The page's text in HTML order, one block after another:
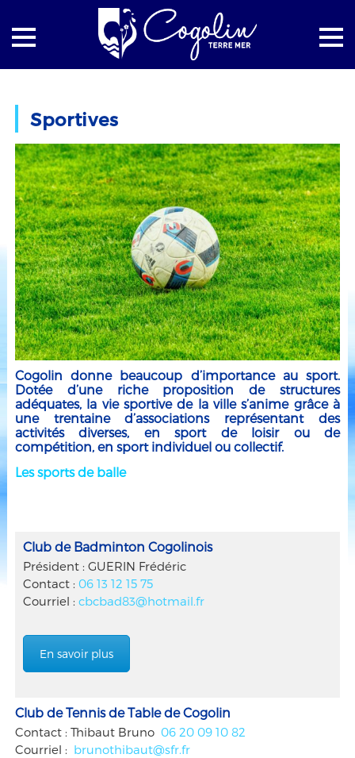
Sportives
Cogolin donne beaucoup d’importance au sport.
Dotée d’une riche proposition de structures
adéquates, la vie sportive de la ville s’anime grâce à
une trentaine d’associations représentant des
activités diverses, en sport de loisir ou de
compétition, en sport individuel ou collectif.
Les sports de balle
Club de Badminton Cogolinois
Président : GUERIN Frédéric
Contact : 06 13 12 15 75
Courriel : cbcbad83@hotmail.fr
En savoir plus
Club de Tennis de Table de Cogolin
Contact : Thibaut Bruno 06 20 09 10 82
Courriel : brunothibaut@sfr.fr